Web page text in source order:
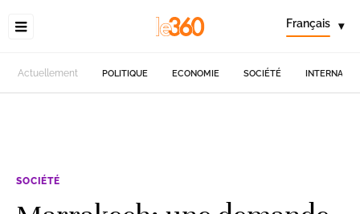
Français ▾
Actuellement POLITIQUE ECONOMIE SOCIÉTÉ
SOCIÉTÉ